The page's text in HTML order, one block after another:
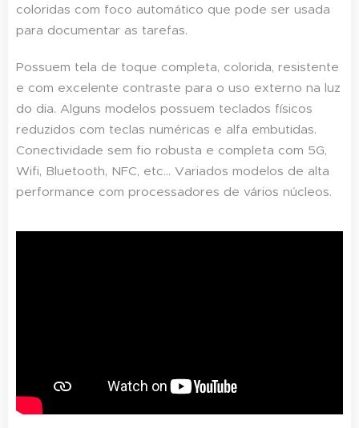
coloridas com foco automático que pode ser usada
para documentar as tarefas.
Possuem tela de toque completa, colorida, resistente
e com excelente contraste para o uso externo na luz
do dia. Alguns modelos possuem teclados físicos
reduzidos com teclas numéricas e alfa embutidas.
Conectividade sem fio robusta e completa com 5G,
Wifi, Bluetooth, NFC, etc... Variados modelos de alta
performance com processadores de vários núcleos.